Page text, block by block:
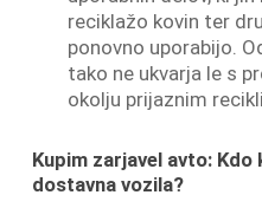
reciklažo kovin ter
ponovno uporabijo.
tako ne ukvarja le s
okolju prijaznim
Kupim zarjavel avto: Kdo
dostavna vozila?